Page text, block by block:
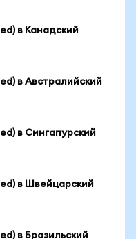
в Канадский
в Австралийский
в Сингапурский
в Швейцарский
в Бразильский